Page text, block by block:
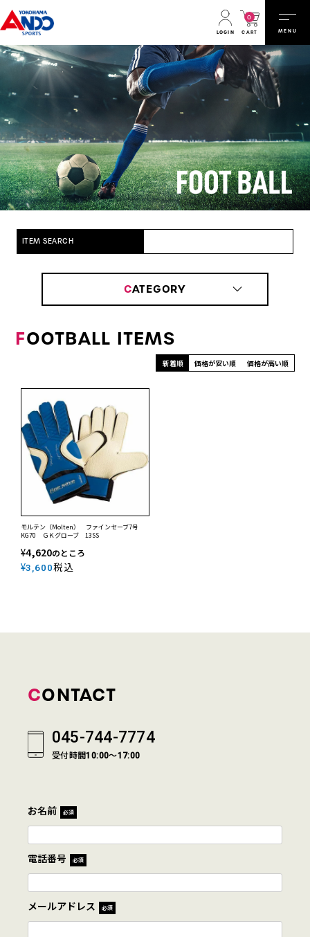
LOGIN CART
0
MENU
ITEM SEARCH
CATEGORY
FOOTBALL ITEMS
新着順 価格が安い順 価格が高い順
モルテン（Molten） ファインセーブ7号
KG70 ＧＫグローブ 13SS
¥4,620のところ
¥3,600税込
CONTACT
045-744-7774
受付時間10:00～17:00
お名前 必須
電話番号 必須
メールアドレス 必須